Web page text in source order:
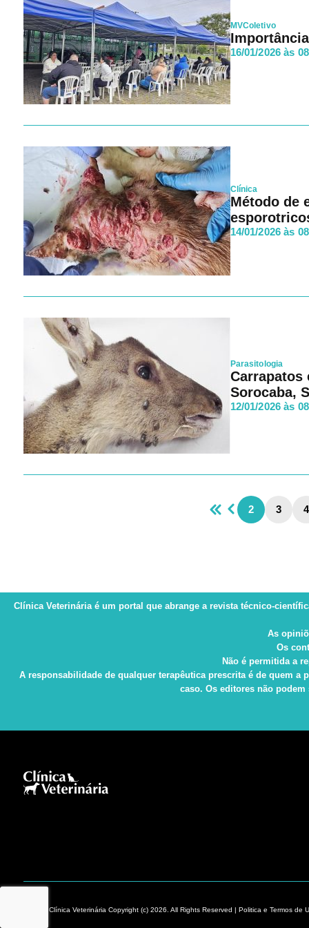
MVColetivo
16/01/2026 às
Clínica
Método de
14/01/2026 às
Parasitologia
Carrapatos
Sorocaba,
12/01/2026 às
2 3 4
Clínica Veterináriaé um portal que abrange a revista técnico-
As
Os
Não é permitida a
A responsabilidade de qualquer terapêutica prescrita é de quem a
caso. Os editores não
Revista Clínica Veterinária Copyright (c) 2026. All Rights Reserved | Politica e Termos de